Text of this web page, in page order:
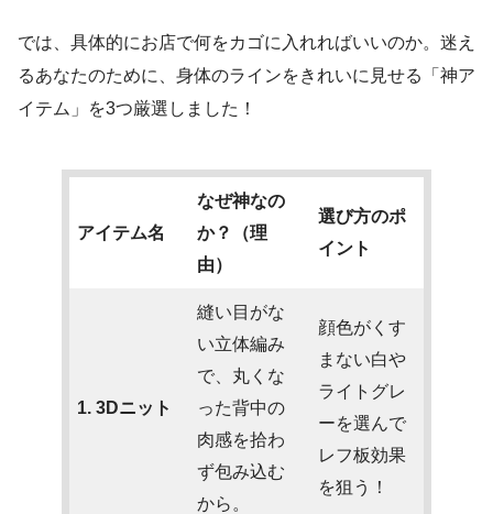
では、具体的にお店で何をカゴに入れればいいのか。迷え
るあなたのために、身体のラインをきれいに見せる「神ア
イテム」を3つ厳選しました！
アイテム名
なぜ神なの
か？（理
由）
選び方のポ
イント
1. 3Dニット
縫い目がな
い立体編み
で、丸くな
った背中の
肉感を拾わ
ず包み込む
から。
顔色がくす
まない白や
ライトグレ
ーを選んで
レフ板効果
を狙う！